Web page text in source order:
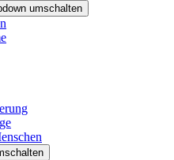
umschalten